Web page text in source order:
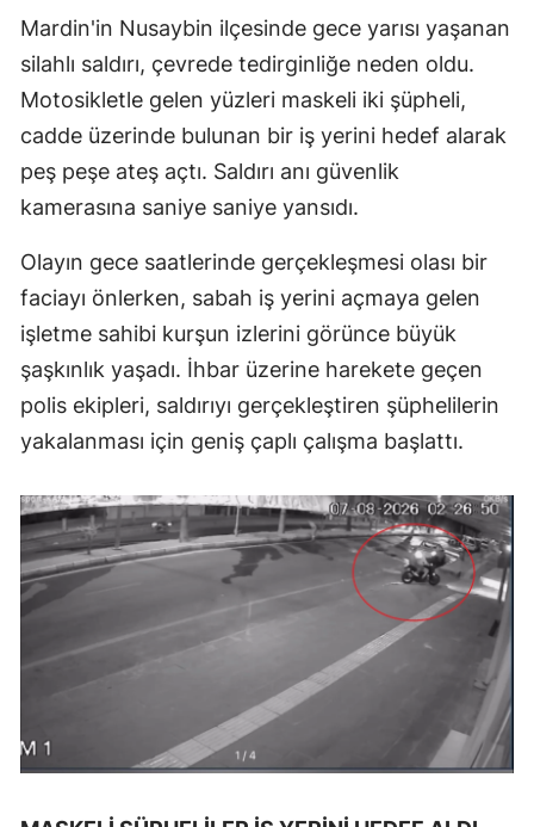
Mardin'in Nusaybin ilçesinde gece yarısı yaşanan
silahlı saldırı, çevrede tedirginliğe neden oldu.
Motosikletle gelen yüzleri maskeli iki şüpheli,
cadde üzerinde bulunan bir iş yerini hedef alarak
peş peşe ateş açtı. Saldırı anı güvenlik
kamerasına saniye saniye yansıdı.
Olayın gece saatlerinde gerçekleşmesi olası bir
faciayı önlerken, sabah iş yerini açmaya gelen
işletme sahibi kurşun izlerini görünce büyük
şaşkınlık yaşadı. İhbar üzerine harekete geçen
polis ekipleri, saldırıyı gerçekleştiren şüphelilerin
yakalanması için geniş çaplı çalışma başlattı.